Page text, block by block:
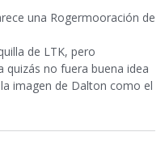
una Rogermooración de
de LTK, pero
quizás no fuera buena idea
imagen de Dalton como el